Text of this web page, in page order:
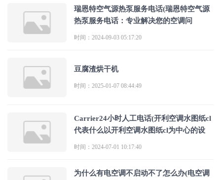
瑞恩特空气源热泵服务电话(瑞恩特空气源
热泵服务电话：专业解决您的空调问
时间：2024-09-03 05:17:20
豆腐渣烘干机
时间：2025-01-07 08:44:49
Carrier24小时人工电话(开利空调水图纸cl
代表什么以开利空调水图纸cl为中心的设
时间：2024-07-01 10:17:40
为什么有电空调不启动不了怎么办(电空调